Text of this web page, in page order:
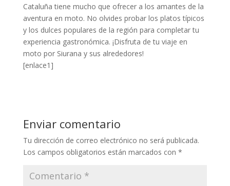
Cataluña tiene mucho que ofrecer a los amantes de la
aventura en moto. No olvides probar los platos típicos
y los dulces populares de la región para completar tu
experiencia gastronómica. ¡Disfruta de tu viaje en
moto por Siurana y sus alrededores!
[enlace1]
Enviar comentario
Tu dirección de correo electrónico no será publicada.
Los campos obligatorios están marcados con *